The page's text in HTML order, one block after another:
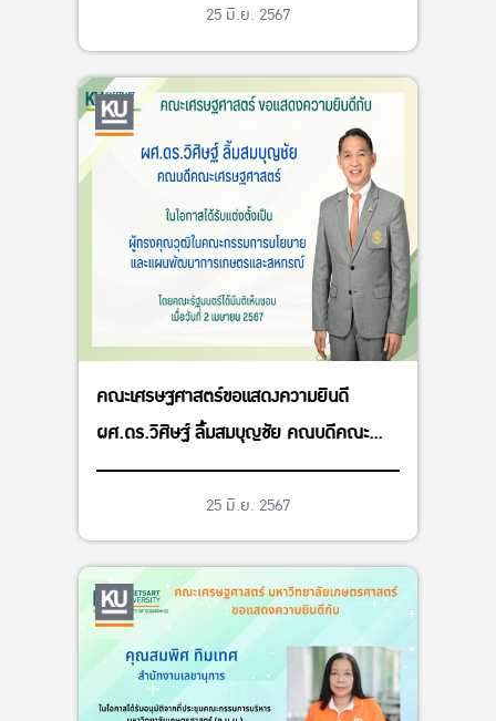
25 มิ.ย. 2567
คณะเศรษฐศาสตร์ขอแสดงความยินดี
ผศ.ดร.วิศิษฐ์ ลิ้มสมบุญชัย คณบดีคณะ
เศรษฐศาสตร์ ในโอกาสได้รับแต่งตั้งเป็น
ผู้ทรงคุณวุฒิในคณะกรรมการนโยบายและ
แผนพัฒนาการเกษตรและสหกรณ์ โดยคณะ
รัฐมตรีมีมติเห็นชอบ เมื่อวันที่ 2 เมษายน
2567
25 มิ.ย. 2567